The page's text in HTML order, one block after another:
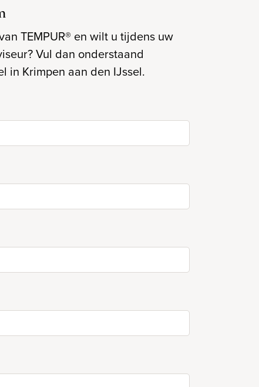
TEMPUR® en wilt u tijdens uw
Vul dan onderstaand
in Krimpen aan den IJssel.